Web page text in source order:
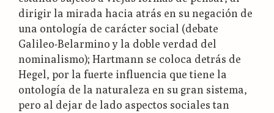
dirigir la mirada hacia atrás en su negación de
una ontología de carácter social (debate
Galileo-Belarmino y la doble verdad del
nominalismo); Hartmann se coloca detrás de
Hegel, por la fuerte influencia que tiene la
ontología de la naturaleza en su gran sistema,
pero al dejar de lado aspectos sociales tan